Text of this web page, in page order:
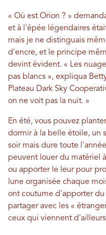
« Où est Orion ? »
et à l'épée légendaires
mais je ne distinguais
d'encre, et le principe
devint évident. « Les
pas blancs », expliqua
Plateau Dark Sky
on ne voit pas la nuit. »
En été, vous pouvez
dormir à la belle étoile, un
soir mais dure toute
peuvent louer du matériel
ou apporter le leur pour
lune organisée chaque
ont coutume d'apporter du
partager avec les «
ceux qui viennent